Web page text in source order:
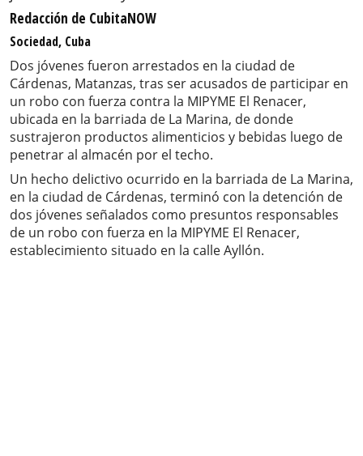
Redacción de CubitaNOW
Sociedad, Cuba
Dos jóvenes fueron arrestados en la ciudad de
Cárdenas, Matanzas, tras ser acusados de participar en
un robo con fuerza contra la MIPYME El Renacer,
ubicada en la barriada de La Marina, de donde
sustrajeron productos alimenticios y bebidas luego de
penetrar al almacén por el techo.
Un hecho delictivo ocurrido en la barriada de La Marina,
en la ciudad de Cárdenas, terminó con la detención de
dos jóvenes señalados como presuntos responsables
de un robo con fuerza en la MIPYME El Renacer,
establecimiento situado en la calle Ayllón.